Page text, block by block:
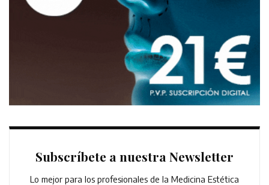
Subscríbete a nuestra Newsletter
Lo mejor para los profesionales de la Medicina Estética